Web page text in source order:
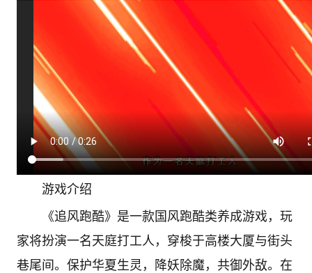
游戏介绍
《追风跑酷》是一款国风跑酷类养成游戏，玩
家将扮演一名天庭打工人，穿梭于高楼大厦与街头
巷尾间。保护华夏生灵，降妖除魔，共御外敌。在